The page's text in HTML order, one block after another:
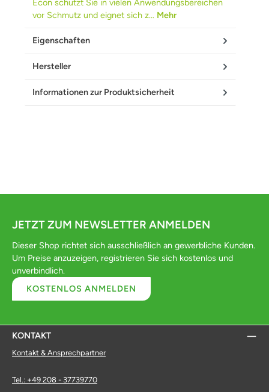
vor Schmutz und eignet sich z… Mehr
Eigenschaften
Hersteller
Informationen zur Produktsicherheit
JETZT ZUM NEWSLETTER ANMELDEN
Dieser Shop richtet sich ausschließlich an gewerbliche Kunden.
Um Preise anzuzeigen, registrieren Sie sich kostenlos und
unverbindlich.
KOSTENLOS ANMELDEN
KONTAKT
Kontakt & Ansprechpartner
Tel.: +49 208 - 37739770